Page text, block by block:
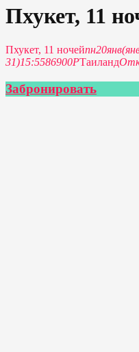
Пхукет, 11
Пхукет, 11 ночейпн20янв
31)15:5586900РТаиланд
Забронировать